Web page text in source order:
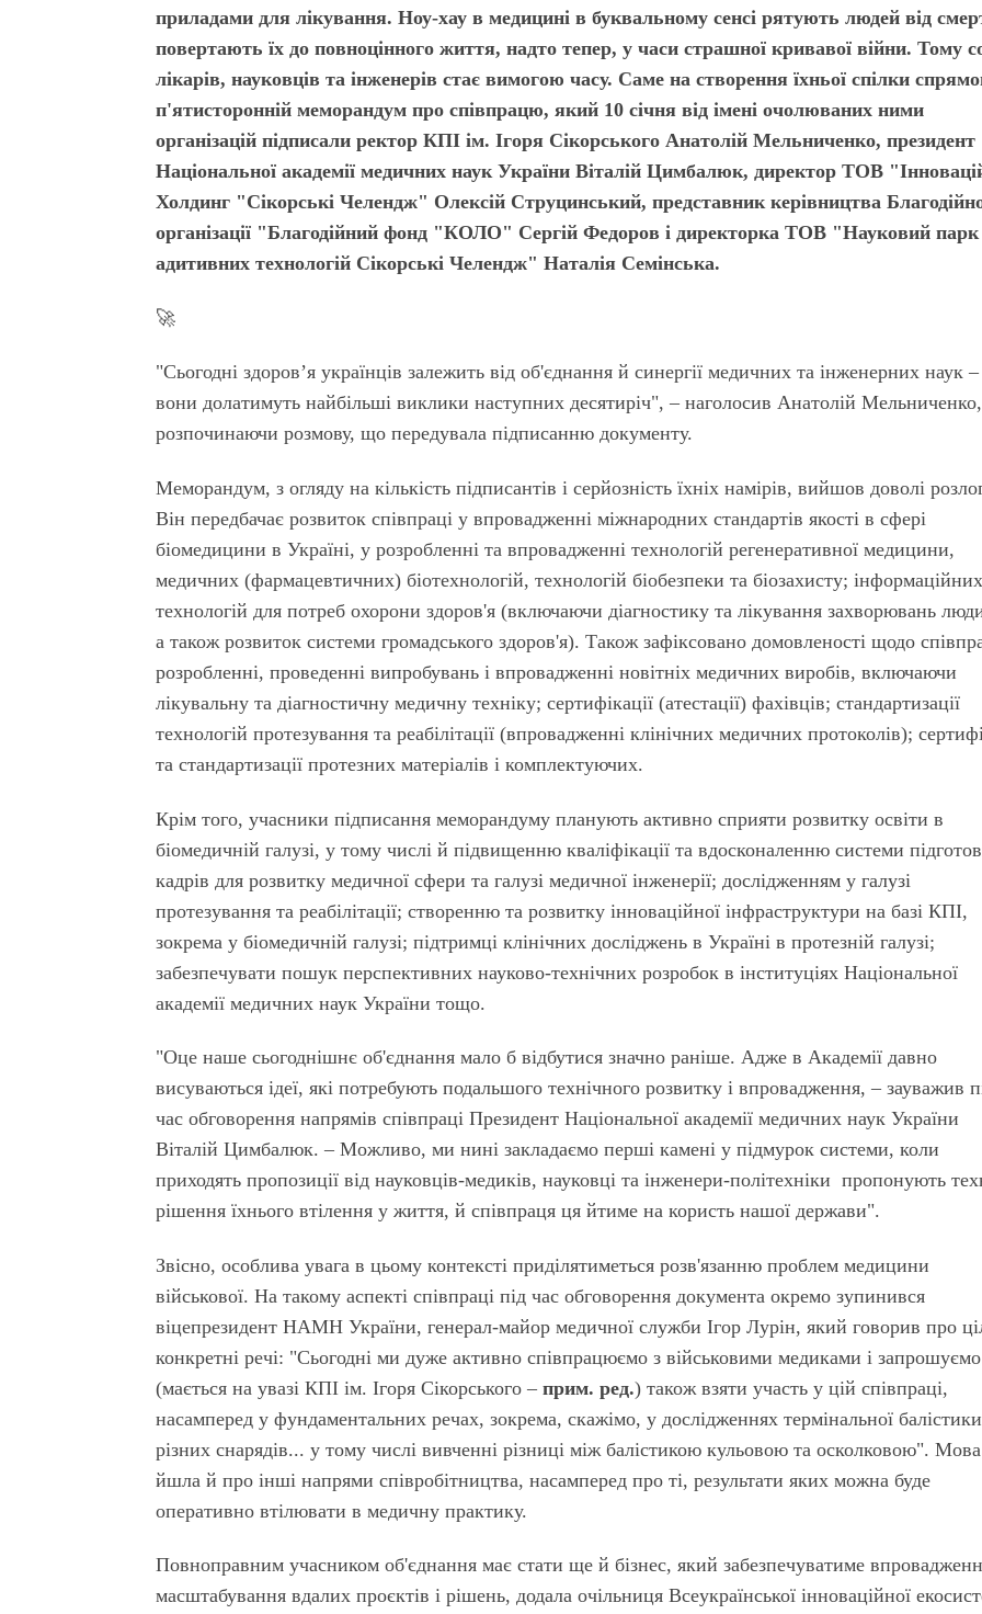
приладами для лікування. Ноу-хау в медицині в буквальному сенсі рятують людей від
повертають їх до повноцінного життя, надто тепер, у часи страшної кривавої війни. Тому
лікарів, науковців та інженерів стає вимогою часу. Саме на створення їхньої спілки
п'ятисторонній меморандум про співпрацю, який 10 січня від імені очолюваних ними
організацій підписали ректор КПІ ім. Ігоря Сікорського Анатолій Мельниченко, президент
Національної академії медичних наук України Віталій Цимбалюк, директор ТОВ
Холдинг "Сікорські Челендж" Олексій Струцинський, представник керівництва
організації "Благодійний фонд "КОЛО" Сергій Федоров і директорка ТОВ "Науковий парк
адитивних технологій Сікорські Челендж" Наталія Семінська.
🚀
"Сьогодні здоров’я українців залежить від об'єднання й синергії медичних та інженерних наук
вони долатимуть найбільші виклики наступних десятиріч", – наголосив Анатолій Мельниченко,
розпочинаючи розмову, що передувала підписанню документу.
Меморандум, з огляду на кількість підписантів і серйозність їхніх намірів, вийшов доволі
Він передбачає розвиток співпраці у впровадженні міжнародних стандартів якості в сфері
біомедицини в Україні, у розробленні та впровадженні технологій регенеративної медицини,
медичних (фармацевтичних) біотехнологій, технологій біобезпеки та біозахисту; інформаційних
технологій для потреб охорони здоров'я (включаючи діагностику та лікування захворювань
а також розвиток системи громадського здоров'я). Також зафіксовано домовленості щодо
розробленні, проведенні випробувань і впровадженні новітніх медичних виробів, включаючи
лікувальну та діагностичну медичну техніку; сертифікації (атестації) фахівців; стандартизації
технологій протезування та реабілітації (впровадженні клінічних медичних протоколів);
та стандартизації протезних матеріалів і комплектуючих.
Крім того, учасники підписання меморандуму планують активно сприяти розвитку освіти в
біомедичній галузі, у тому числі й підвищенню кваліфікації та вдосконаленню системи
кадрів для розвитку медичної сфери та галузі медичної інженерії; дослідженням у галузі
протезування та реабілітації; створенню та розвитку інноваційної інфраструктури на базі КПІ,
зокрема у біомедичній галузі; підтримці клінічних досліджень в Україні в протезній галузі;
забезпечувати пошук перспективних науково-технічних розробок в інституціях Національної
академії медичних наук України тощо.
"Оце наше сьогоднішнє об'єднання мало б відбутися значно раніше. Адже в Академії давно
висуваються ідеї, які потребують подальшого технічного розвитку і впровадження, – зауважив
час обговорення напрямів співпраці Президент Національної академії медичних наук України
Віталій Цимбалюк. – Можливо, ми нині закладаємо перші камені у підмурок системи, коли
приходять пропозиції від науковців-медиків, науковці та інженери-політехніки пропонують
рішення їхнього втілення у життя, й співпраця ця йтиме на користь нашої держави".
Звісно, особлива увага в цьому контексті приділятиметься розв'язанню проблем медицини
військової. На такому аспекті співпраці під час обговорення документа окремо зупинився
віцепрезидент НАМН України, генерал-майор медичної служби Ігор Лурін, який говорив про
конкретні речі: "Сьогодні ми дуже активно співпрацюємо з військовими медиками і
(мається на увазі КПІ ім. Ігоря Сікорського –прим. ред.) також взяти участь у цій співпраці,
насамперед у фундаментальних речах, зокрема, скажімо, у дослідженнях термінальної балістики
різних снарядів... у тому числі вивченні різниці між балістикою кульовою та осколковою". Мова
йшла й про інші напрями співробітництва, насамперед про ті, результати яких можна буде
оперативно втілювати в медичну практику.
Повноправним учасником об'єднання має стати ще й бізнес, який забезпечуватиме
масштабування вдалих проєктів і рішень, додала очільниця Всеукраїнської інноваційної